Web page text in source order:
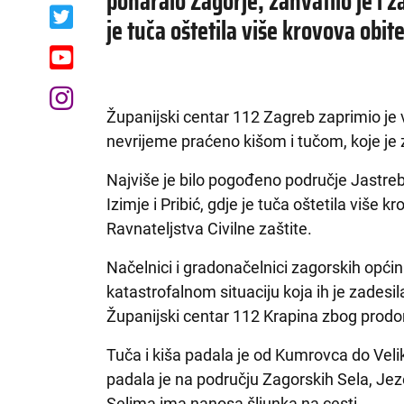
je tuča oštetila više krovova
Županijski centar 112 Zagreb zaprimio
nevrijeme praćeno kišom i tučom, koje
Najviše je bilo pogođeno područje
Izimje i Pribić, gdje je tuča oštetila više
Ravnateljstva Civilne zaštite.
Načelnici i gradonačelnici zagorskih
katastrofalnom situaciju koja ih je
Županijski centar 112 Krapina zbog
Tuča i kiša padala je od Kumrovca do
padala je na području Zagorskih Sela,